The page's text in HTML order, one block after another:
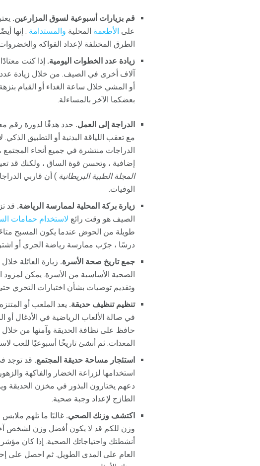
قم بزيارات أسبوعية لسوق المزارعين.
على الأطعمة المحلية والمستدامة . إنها
الطرق المختلفة لإعداد الفواكه
زيادة عدد الخطوات اليومية. إذا كنت
أو المشي خلال ساعة الغداء أو القيام
بعضكما الآخر بالمساءلة.
الدراجة إلى العمل. حدد هدفًا لدورة رقم
مع تعقب اللياقة البدنية أو التطبيق
الدراجات منتشرة في جميع أنحاء
إضافية ، وتحسن قوة الساق ، ولكنك قد
المجلة الطبية البريطانية ) أن قاربي
الوفيات.
زيارة بركة المحلية لممارسة الرياضة. قد
الصيف هو وقت رائع لاستخدام حمامات
طويلة من الحوض عندما يكون المسبح
درسًا ، جرّب ممارسة رياضة الجري أو
جمع تاريخ صحة الأسرة. زيارة العائلة
الصحية الأساسية من الأسرة. يمكن لمزود
وتقديم توصيات بشأن اختبارات التحري حتى
تنظيم تنظيف حديقة. يعد الملعب أو
في صالة الألعاب الرياضية في الأدغال
حافظ على نظافة الحديقة وآمنها من
المعدات. ثم أنشئ تاريخًا أسبوعيًا للعب
استئجار مساحة حديقة المجتمع. قد توجد
استخدامها لزراعة الخضار والفاكهة
دعهم يختارون البذور في مخزن الحديقة
الطازج لإعداد وجبة صحية.
اكتشف وزنك الصحي. غالبًا ما تلهم
وزن للكم قد لا يكون أفضل وزن لشخص
أنشطتك واحتياجاتك الصحية. إذا كان
العام على المدى الطويل. ثم احصل على